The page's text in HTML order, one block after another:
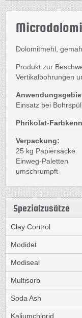
Dolomitmehl,
Produkt zur
Vertikalbohrungen
Einsatz bei
Phrikolat-
Verpackung:
25 kg Papiersäcke
Einweg-Paletten
umschrumpft
Spezialzusätze
Clay Control
Modidet
Modiseal
Multisorb
Soda Ash
Kaliumchlorid